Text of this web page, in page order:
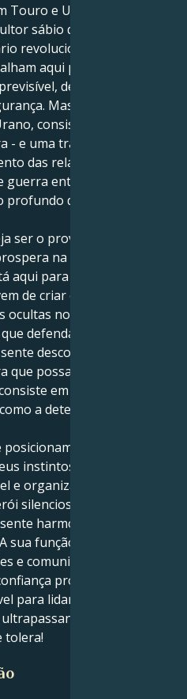
Touro e Urano em
sábio que tem de se
revolucionário. Os seus
aqui para estabelecer
dedicada ao
Mas a grande lição
consiste em criar um
e uma transformação
das relações. Este
entre a sua
desejo de análise
ser o provedor imóvel, o
na segurança. Mas
aqui para lhe mostrar que
de criar espaço
ocultas no
defenda o que está
desconfortável, e
que possa dar aos outros
em traficar tanto a
a determinação na
é que ele
instintos práticos
e organizada para o bem.
silencioso, uma
harmoniosa nos seus
sua função é manter-se
e comunidades baseadas
profunda. Tem
para lidar com terrenos
largamente
tolera!